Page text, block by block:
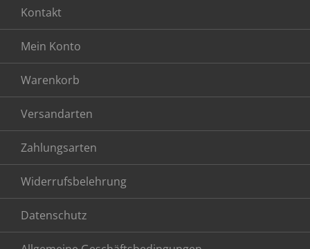
Kontakt
Mein Konto
Warenkorb
Versandarten
Zahlungsarten
Widerrufsbelehrung
Datenschutz